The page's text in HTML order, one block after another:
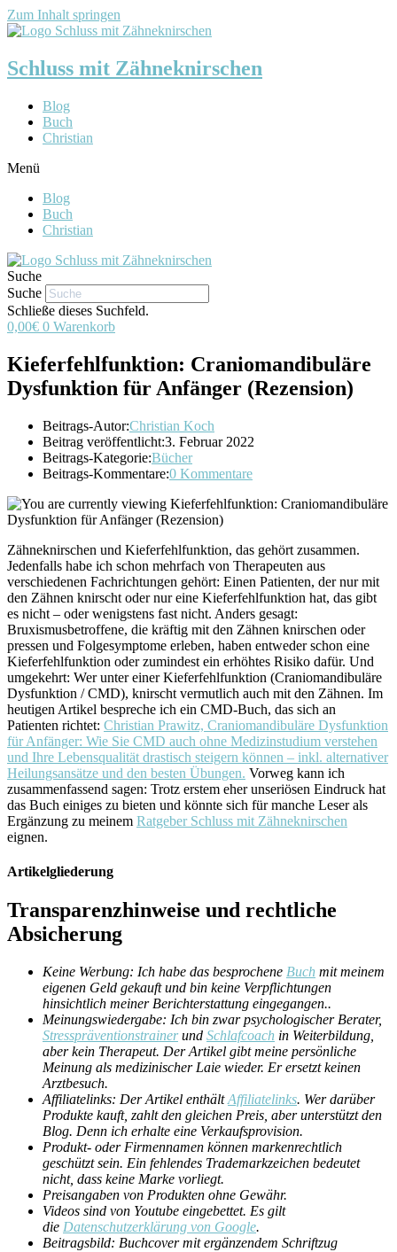
Zum Inhalt springen
Schluss mit Zähneknirschen
Blog
Buch
Christian
Menü
Blog
Buch
Christian
Suche
Suche
Schließe dieses Suchfeld.
0,00€ 0 Warenkorb
Kieferfehlfunktion: Craniomandibuläre
Dysfunktion für Anfänger (Rezension)
Beitrags-Autor:Christian Koch
Beitrag veröffentlicht:3. Februar 2022
Beitrags-Kategorie:Bücher
Beitrags-Kommentare:0 Kommentare
Zähneknirschen und Kieferfehlfunktion, das gehört zusammen.
Jedenfalls habe ich schon mehrfach von Therapeuten aus
verschiedenen Fachrichtungen gehört: Einen Patienten, der nur mit
den Zähnen knirscht oder nur eine Kieferfehlfunktion hat, das gibt
es nicht – oder wenigstens fast nicht. Anders gesagt:
Bruxismusbetroffene, die kräftig mit den Zähnen knirschen oder
pressen und Folgesymptome erleben, haben entweder schon eine
Kieferfehlfunktion oder zumindest ein erhöhtes Risiko dafür. Und
umgekehrt: Wer unter einer Kieferfehlfunktion (Craniomandibuläre
Dysfunktion / CMD), knirscht vermutlich auch mit den Zähnen. Im
heutigen Artikel bespreche ich ein CMD-Buch, das sich an
Patienten richtet: Christian Prawitz, Craniomandibuläre Dysfunktion
für Anfänger: Wie Sie CMD auch ohne Medizinstudium verstehen
und Ihre Lebensqualität drastisch steigern können – inkl. alternativer
Heilungsansätze und den besten Übungen. Vorweg kann ich
zusammenfassend sagen: Trotz erstem eher unseriösen Eindruck hat
das Buch einiges zu bieten und könnte sich für manche Leser als
Ergänzung zu meinem Ratgeber Schluss mit Zähneknirschen
eignen.
Artikelgliederung
Transparenzhinweise und rechtliche
Absicherung
Keine Werbung: Ich habe das besprochene Buch mit meinem
eigenen Geld gekauft und bin keine Verpflichtungen
hinsichtlich meiner Berichterstattung eingegangen..
Meinungswiedergabe: Ich bin zwar psychologischer Berater,
Stresspräventionstrainerund Schlafcoach in Weiterbildung,
aber kein Therapeut. Der Artikel gibt meine persönliche
Meinung als medizinischer Laie wieder. Er ersetzt keinen
Arztbesuch.
Affiliatelinks: Der Artikel enthältAffiliatelinks. Wer darüber
Produkte kauft, zahlt den gleichen Preis, aber unterstützt den
Blog. Denn ich erhalte eine Verkaufsprovision.
Produkt- oder Firmennamen können markenrechtlich
geschützt sein. Ein fehlendes Trademarkzeichen bedeutet
nicht, dass keine Marke vorliegt.
Preisangaben von Produkten ohne Gewähr.
Videos sind von Youtube eingebettet. Es gilt
die Datenschutzerklärung von Google.
Beitragsbild: Buchcover mit ergänzendem Schriftzug